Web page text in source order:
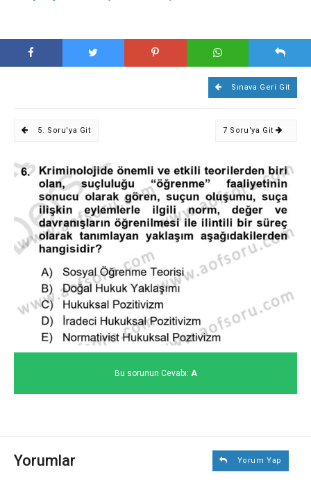
Sınava Geri Git
5. Soru'ya Git 7 Soru'ya Git
Bu sorunun Cevabı: A
Yorumlar Yorum Yap